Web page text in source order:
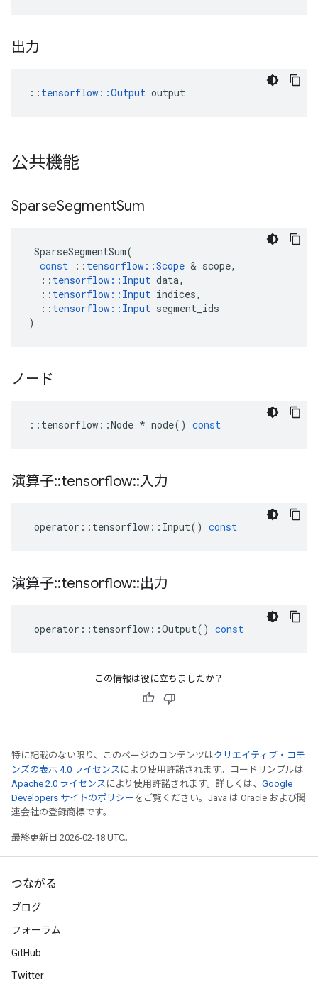
出力
:: tensorflow::Output output
公共機能
SparseSegmentSum
SparseSegmentSum(
const
:: tensorflow ::Scope & scope,
:: tensorflow :: Input data,
:: tensorflow :: Input indices,
:: tensorflow :: Input segment_ids
)
ノード
:: tensorflow ::Node * node() const
演算子::tensorflow::入力
operator :: tensorflow :: Input() const
演算子::tensorflow::出力
operator :: tensorflow ::Output() const
この情報は役に立ちましたか？
特に記載のない限り、このページのコンテンツはクリエイティブ・コモ
ンズの表示 4.0 ライセンス により使用許諾されます。コードサンプルは
Apache 2.0 ライセンス により使用許諾されます。詳しくは、 Google
Developers サイトのポリシー をご覧ください。Java は Oracle および関
連会社の登録商標です。
最終更新日 2026-02-18 UTC。
つながる
ブログ
フォーラム
GitHub
Twitter